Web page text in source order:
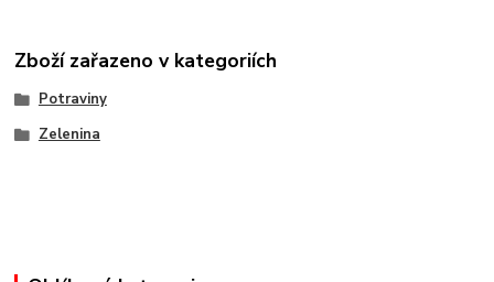
Zboží zařazeno v kategoriích
Potraviny
Zelenina